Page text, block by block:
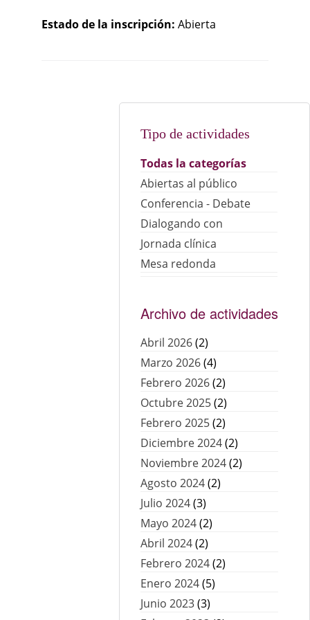
Estado de la inscripción: Abierta
Tipo de actividades
Todas la categorías
Abiertas al público
Conferencia - Debate
Dialogando con
Jornada clínica
Mesa redonda
Archivo de actividades
Abril 2026(2)
Marzo 2026(4)
Febrero 2026(2)
Octubre 2025(2)
Febrero 2025(2)
Diciembre 2024(2)
Noviembre 2024(2)
Agosto 2024(2)
Julio 2024(3)
Mayo 2024(2)
Abril 2024(2)
Febrero 2024(2)
Enero 2024(5)
Junio 2023(3)